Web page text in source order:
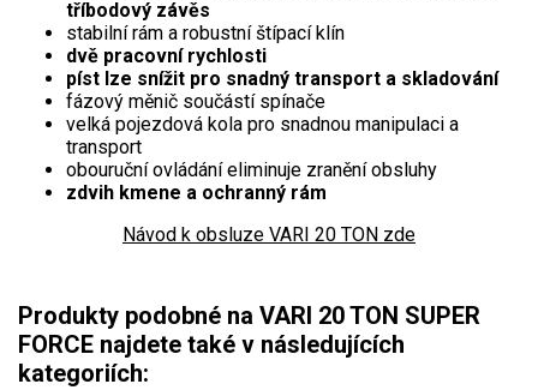
Sněhové frézy
Vertikutátory
Kultivátory
Nůžky na živý plot
Vysavače a foukače
Elektrocentrály
Štěpkovače a drtiče
tříbodový závěs
stabilní rám a robustní štípací klín
dvě pracovní rychlosti
píst lze snížit pro snadný transport a skladování
fázový měnič součástí spínače
velká pojezdová kola pro snadnou manipulaci a
transport
obouruční ovládání eliminuje zranění obsluhy
zdvih kmene a ochranný rám
Návod k obsluze VARI 20 TON zde
Produkty podobné na VARI 20 TON SUPER
FORCE najdete také v následujících
kategoriích: